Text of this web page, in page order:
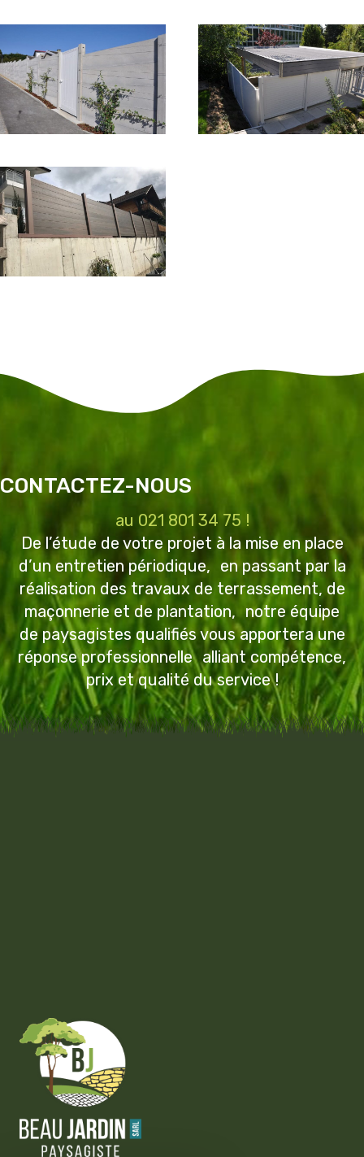
CONTACTEZ-NOUS
au 021 801 34 75 !
De l’étude de votre projet à la mise en place
d’un entretien périodique, en passant par la
réalisation des travaux de terrassement, de
maçonnerie et de plantation, notre équipe
de paysagistes qualifiés vous apportera une
réponse professionnelle alliant compétence,
prix et qualité du service !